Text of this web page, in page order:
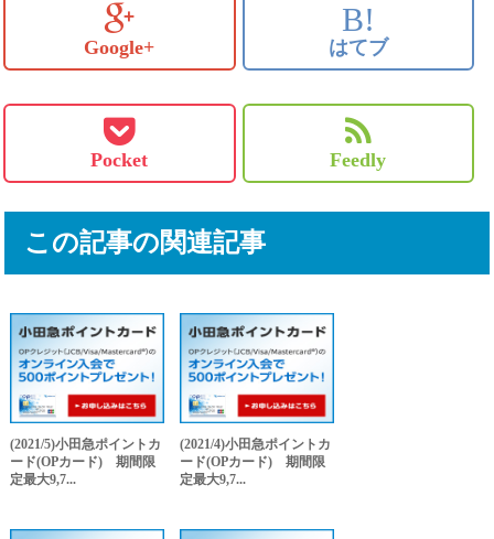
Google+
B!
はてブ
Pocket Feedly
この記事の関連記事
(2021/5)小田急ポイントカ
ード(OPカード) 期間限
定最大9,7...
(2021/4)小田急ポイントカ
ード(OPカード) 期間限
定最大9,7...